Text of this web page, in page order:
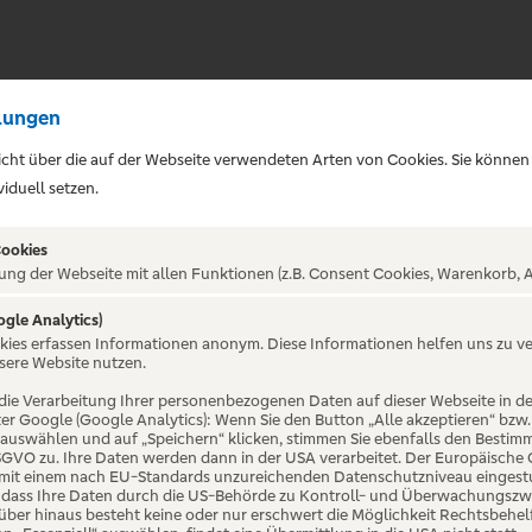
NICHT
über die auf der Webseite verwendeten Arten von Cookies. Sie
setzen.
der Webseite mit allen Funktionen (z.B. Consent Cookies, Warenkorb,
Analytics)
erfassen Informationen anonym. Diese Informationen helfen uns zu
Website nutzen.
Verarbeitung Ihrer personenbezogenen Daten auf dieser Webseite in
Google (Google Analytics): Wenn Sie den Button „Alle akzeptieren“
und auf „Speichern“ klicken, stimmen Sie ebenfalls den
zu. Ihre Daten werden dann in der USA verarbeitet. Der
einem nach EU-Standards unzureichenden Datenschutzniveau
Ihre Daten durch die US-Behörde zu Kontroll- und
hinaus besteht keine oder nur erschwert die Möglichkeit